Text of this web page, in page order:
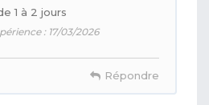
1 à 2 jours
: 17/03/2026
Répondre